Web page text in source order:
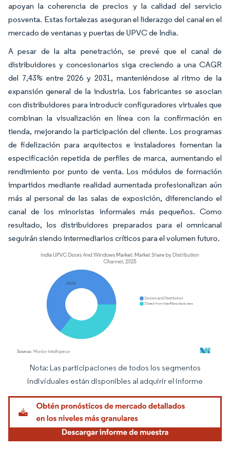
apoyan la coherencia de precios y la calidad del servicio
posventa. Estas fortalezas aseguran el liderazgo del canal en el
mercado de ventanas y puertas de UPVC de India.
A pesar de la alta penetración, se prevé que el canal de
distribuidores y concesionarios siga creciendo a una CAGR
del 7,43% entre 2026 y 2031, manteniéndose al ritmo de la
expansión general de la industria. Los fabricantes se asocian
con distribuidores para introducir configuradores virtuales que
combinan la visualización en línea con la confirmación en
tienda, mejorando la participación del cliente. Los programas
de fidelización para arquitectos e instaladores fomentan la
especificación repetida de perfiles de marca, aumentando el
rendimiento por punto de venta. Los módulos de formación
impartidos mediante realidad aumentada profesionalizan aún
más al personal de las salas de exposición, diferenciando el
canal de los minoristas informales más pequeños. Como
resultado, los distribuidores preparados para el omnicanal
seguirán siendo intermediarios críticos para el volumen futuro.
Imagen © Mordor Intelligence. El uso requiere atribución según CC BY 4.0.
Nota: Las participaciones de todos los segmentos
individuales están disponibles al adquirir el informe